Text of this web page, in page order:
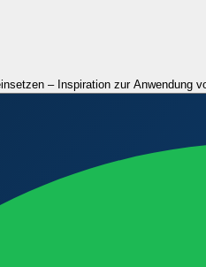
– Inspiration zur Anwendung